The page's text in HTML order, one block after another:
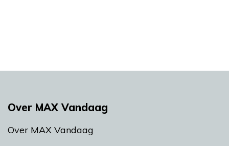
Over MAX Vandaag
Over MAX Vandaag